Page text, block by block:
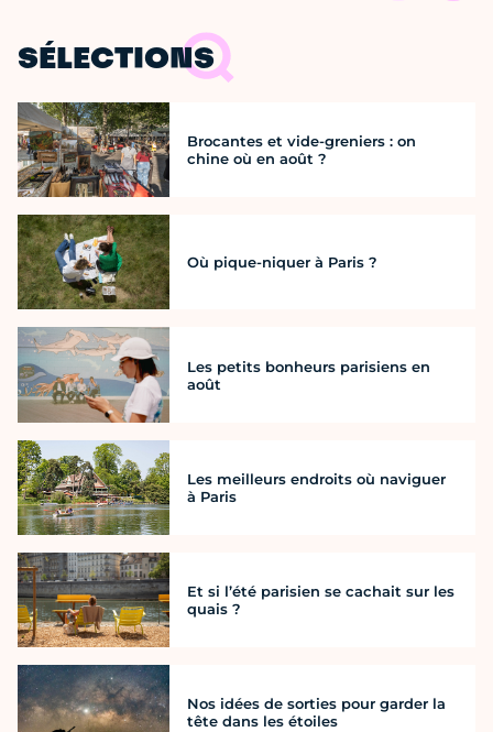
SÉLECTIONS
Brocantes et vide-greniers : on
chine où en août ?
Où pique-niquer à Paris ?
Les petits bonheurs parisiens en
août
Les meilleurs endroits où naviguer
à Paris
Et si l’été parisien se cachait sur les
quais ?
Nos idées de sorties pour garder la
tête dans les étoiles